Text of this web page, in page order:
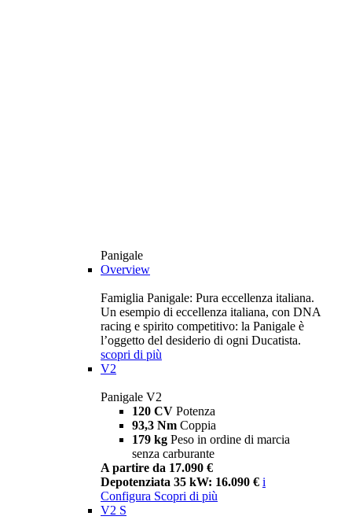
Panigale
Overview
Famiglia Panigale: Pura eccellenza italiana.
Un esempio di eccellenza italiana, con DNA
racing e spirito competitivo: la Panigale è
l’oggetto del desiderio di ogni Ducatista.
scopri di più
V2
Panigale V2
120 CV Potenza
93,3 Nm Coppia
179 kg Peso in ordine di marcia
senza carburante
A partire da 17.090 €
Depotenziata 35 kW: 16.090 € i
Configura Scopri di più
V2 S